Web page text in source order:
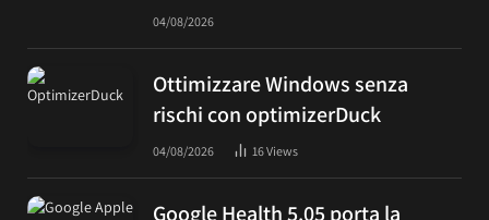
04/08/2026
Ottimizzare Windows senza
rischi con optimizerDuck
04/08/2026 16Views
Google Health 5.05 porta la